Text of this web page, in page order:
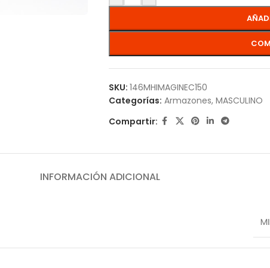
SKU: 146MHIMAGINEC150
Categorías: Armazones, MASCULINO
Compartir:
INFORMACIÓN ADICIONAL